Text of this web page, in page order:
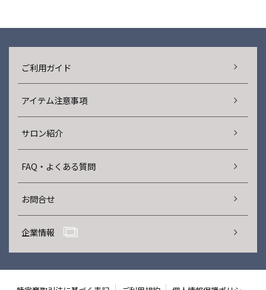
ご利用ガイド
アイテム注意事項
サロン紹介
FAQ・よくある質問
お問合せ
企業情報